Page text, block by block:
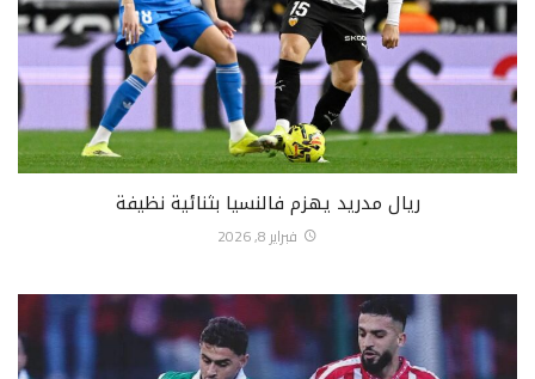
ريال مدريد يهزم فالنسيا بثنائية نظيفة
فبراير 8, 2026